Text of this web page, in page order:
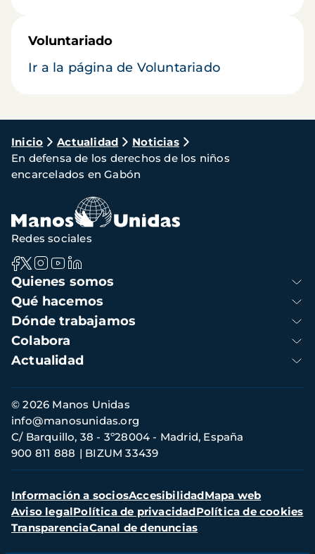
Voluntariado
Ir a la página de Voluntariado
Ruta
de
navegación
Inicio Actualidad
Noticias
En defensa de los derechos de los niños
encarcelados en Gabón
Navegación
principal
Quienes somos
Qué hacemos
Dónde trabajamos
Colabora
Actualidad
Redes sociales
Información
de
contacto
© 2026 Manos Unidas
C/ Barquillo, 38 - 3º28004 - Madrid, España
900 811 888
BIZUM 33439
info@manosunidas.org
Menú
secundario
Información a sociosAccesibilidadMapa web
Aviso legalPolítica de privacidadPolítica de cookies
TransparenciaCanal de denuncias